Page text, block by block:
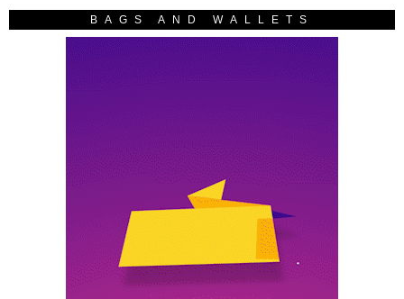
BAGS AND WALLETS